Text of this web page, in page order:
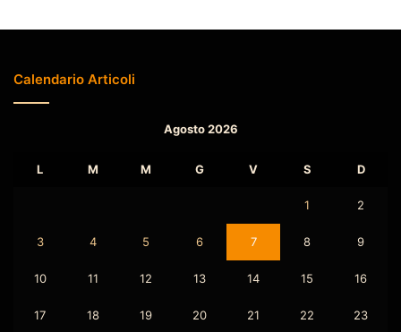
Calendario Articoli
Agosto 2026
L M M G V S D
1 2
3 4 5 6 7 8 9
10 11 12 13 14 15 16
17 18 19 20 21 22 23